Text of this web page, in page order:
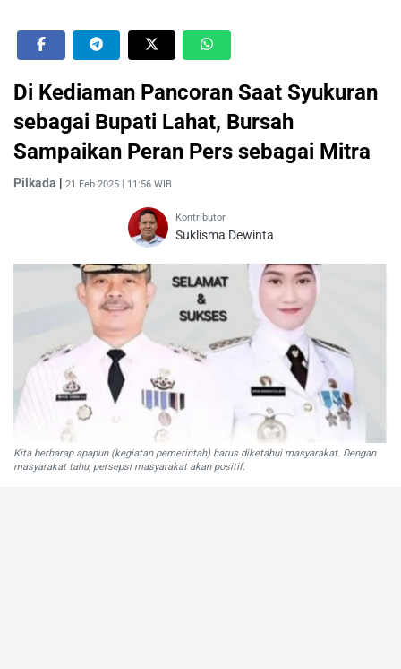
Di Kediaman Pancoran Saat Syukuran
sebagai Bupati Lahat, Bursah
Sampaikan Peran Pers sebagai Mitra
Pilkada | 21 Feb 2025 | 11:56 WIB
Kontributor
Suklisma Dewinta
Kita berharap apapun (kegiatan pemerintah) harus diketahui masyarakat. Dengan
masyarakat tahu, persepsi masyarakat akan positif.